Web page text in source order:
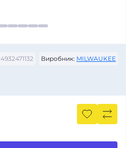
4932471132 Виробник: MILWAUKEE